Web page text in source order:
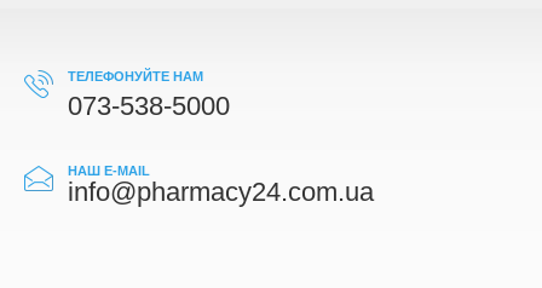
ТЕЛЕФОНУЙТЕ НАМ
073-538-5000
НАШ E-MAIL
info@pharmacy24.com.ua